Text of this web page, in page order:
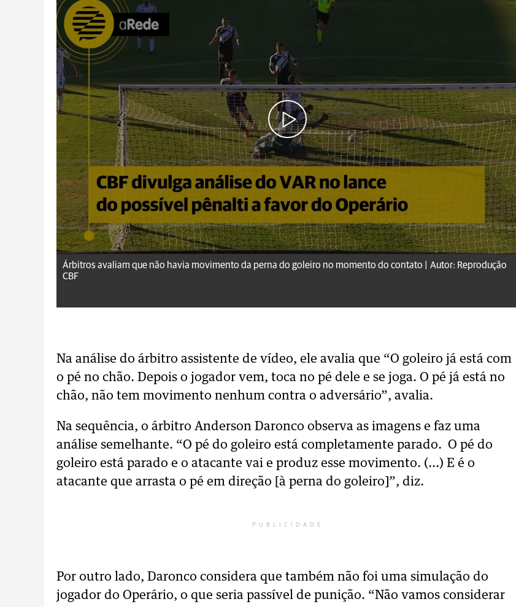
Árbitros avaliam que não havia movimento da perna do goleiro no momento do contato |
Autor: Reprodução
CBF
Na análise do árbitro assistente de vídeo, ele avalia que “O goleiro já está com
o pé no chão. Depois o jogador vem, toca no pé dele e se joga. O pé já está no
chão, não tem movimento nenhum contra o adversário”, avalia.
Na sequência, o árbitro Anderson Daronco observa as imagens e faz uma
análise semelhante. “O pé do goleiro está completamente parado. O pé do
goleiro está parado e o atacante vai e produz esse movimento. (...) E é o
atacante que arrasta o pé em direção [à perna do goleiro]”, diz.
PUBLICIDADE
Por outro lado, Daronco considera que também não foi uma simulação do
jogador do Operário, o que seria passível de punição. “Não vamos considerar